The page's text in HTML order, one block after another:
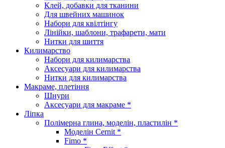
Клей, добавки для тканини
Для швейних машинок
Набори для квілтінгу
Лінійки, шаблони, трафарети, мати
Нитки для шиття
Килимарство
Набори для килимарства
Аксесуари для килимарства
Нитки для килимарства
Макраме, плетіння
Шнури
Аксесуари для макраме *
Ліпка
Полімерна глина, моделін, пластилін *
Моделін Cernit *
Fimo *